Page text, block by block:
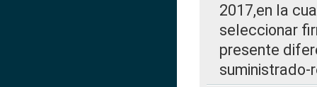
2017,en la
seleccionar
presente